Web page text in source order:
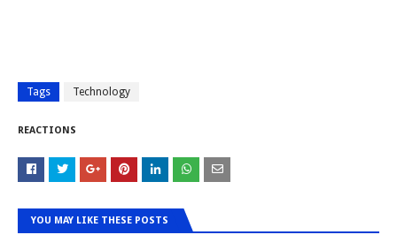
Tags Technology
REACTIONS
YOU MAY LIKE THESE POSTS